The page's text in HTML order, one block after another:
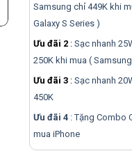
Samsung chỉ 449K khi
Galaxy S Series )
Ưu đãi 2: Sạc nhanh
250K khi mua (
Ưu đãi 3: Sạc nhanh
450K
Ưu đãi 4: Tặng Combo
mua iPhone